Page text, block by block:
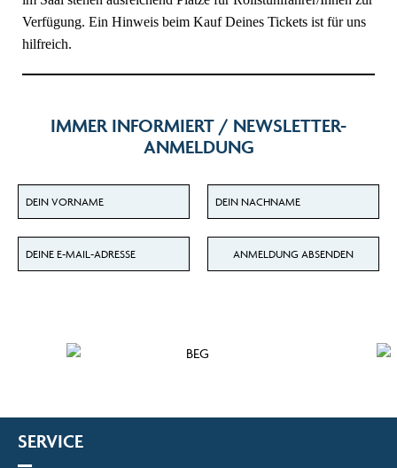
Verfügung. Ein Hinweis beim Kauf Deines Tickets ist für uns
hilfreich.
IMMER INFORMIERT / NEWSLETTER-
ANMELDUNG
ANMELDUNG ABSENDEN
SERVICE